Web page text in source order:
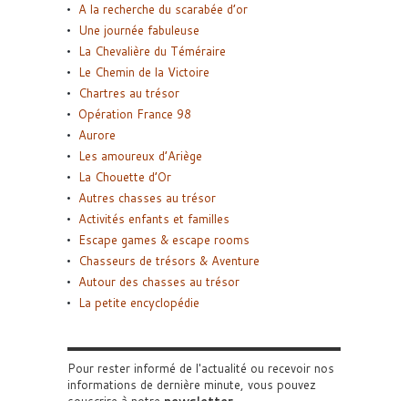
A la recherche du scarabée d’or
Une journée fabuleuse
La Chevalière du Téméraire
Le Chemin de la Victoire
Chartres au trésor
Opération France 98
Aurore
Les amoureux d’Ariège
La Chouette d’Or
Autres chasses au trésor
Activités enfants et familles
Escape games & escape rooms
Chasseurs de trésors & Aventure
Autour des chasses au trésor
La petite encyclopédie
Pour rester informé de l'actualité ou recevoir nos
informations de dernière minute, vous pouvez